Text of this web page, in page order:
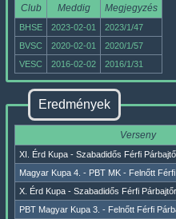
Club Meddig Megjegyzés
BHSE 2023-02-01
2023/1/47
BVSC
2020-02-01
2020/1/57
VESC
2016-02-02 2016/1/31
Eredmények
Verseny
XI. Érd Kupa - Szabadidős Férfi
Magyar Kupa 4. - PBT MK - Felnőtt
X. Érd Kupa - Szabadidős Férfi Párbajtőr
PBT Magyar Kupa 3. - Felnőtt Férfi